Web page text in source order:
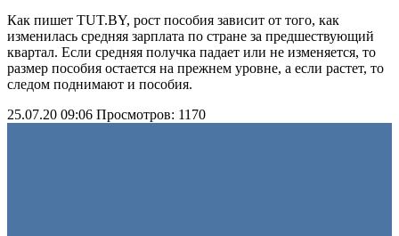
Как пишет TUT.BY, рост пособия зависит от того, как
изменилась средняя зарплата по стране за предшествующий
квартал. Если средняя получка падает или не изменяется, то
размер пособия остается на прежнем уровне, а если растет, то
следом поднимают и пособия.
25.07.20 09:06 Просмотров: 1170